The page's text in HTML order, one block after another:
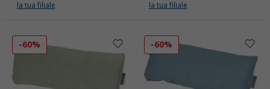
la tua filiale
la tua filiale
-60% -60%